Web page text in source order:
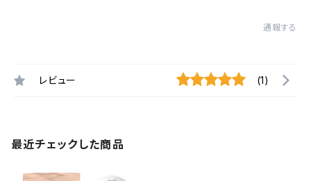
通報する
レビュー (1)
最近チェックした商品